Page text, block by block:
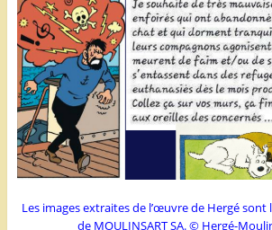
Les images extraites de l’œuvre de Hergé
de MOULINSART SA. © Hergé-